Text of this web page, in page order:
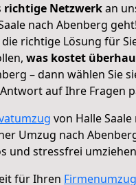
richtige Netzwerkan
nach Abenberg
richtige Lösung für
was kostet
– dann wählen Sie
auf Ihre Fragen
von Halle
Umzug nach
und stressfrei
für Ihren Firmenumzug